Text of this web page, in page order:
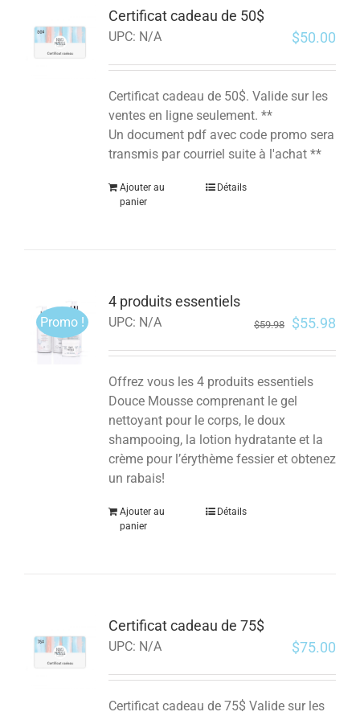
Certificat cadeau de 50$
UPC: N/A $50.00
Certificat cadeau de 50$. Valide sur les
ventes en ligne seulement. **
Un document pdf avec code promo sera
transmis par courriel suite à l'achat **
Ajouter au
panier
Détails
Promo !
4 produits essentiels
UPC: N/A $59.98 $55.98
Offrez vous les 4 produits essentiels
Douce Mousse comprenant le gel
nettoyant pour le corps, le doux
shampooing, la lotion hydratante et la
crème pour l’érythème fessier et obtenez
un rabais!
Ajouter au
panier
Détails
Certificat cadeau de 75$
UPC: N/A $75.00
Certificat cadeau de 75$ Valide sur les